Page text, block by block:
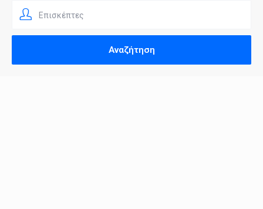
Επισκέπτες